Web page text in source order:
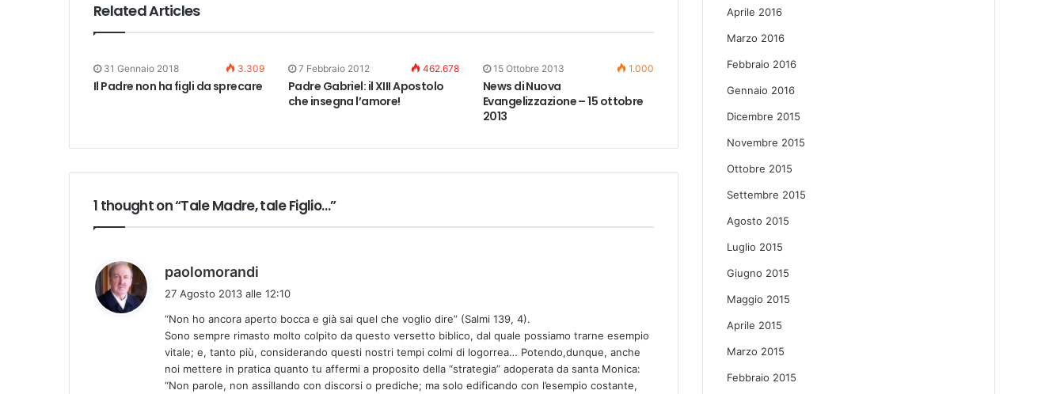
Related Articles
31 Gennaio 2018 3.309
Il Padre non ha figli da sprecare
7 Febbraio 2012 462.678
Padre Gabriel: il XIII Apostolo
che insegna l’amore!
15 Ottobre 2013 1.000
News di Nuova
Evangelizzazione – 15 ottobre
2013
1 thought on “Tale Madre, tale Figlio…”
paolomorandi
e
t
t
27 Agosto 2013 alle 12:10
“Non ho ancora aperto bocca e già sai quel che voglio dire” (Salmi 139, 4).
Sono sempre rimasto molto colpito da questo versetto biblico, dal quale possiamo trarne esempio
vitale; e, tanto più, considerando questi nostri tempi colmi di logorrea… Potendo,dunque, anche
noi mettere in pratica quanto tu affermi a proposito della “strategia” adoperata da santa Monica:
“Non parole, non assillando con discorsi o prediche; ma solo edificando con l’esempio costante,
Aprile 2016
Marzo 2016
Febbraio 2016
Gennaio 2016
Dicembre 2015
Novembre 2015
Ottobre 2015
Settembre 2015
Agosto 2015
Luglio 2015
Giugno 2015
Maggio 2015
Aprile 2015
Marzo 2015
Febbraio 2015